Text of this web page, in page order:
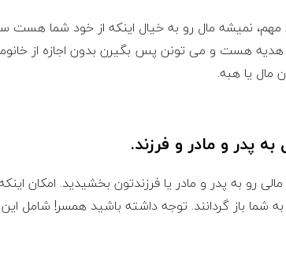
نمیشه مال رو به خیال اینکه از خود شما هست
هست و می تونن پس بگیرن بدون اجازه از
مال یا هبه.
پدر و مادر و فرزند.
رو به پدر و مادر یا فرزندتون بخشیدید. امکان
شما باز گردانند. توجه داشته باشید همسر!